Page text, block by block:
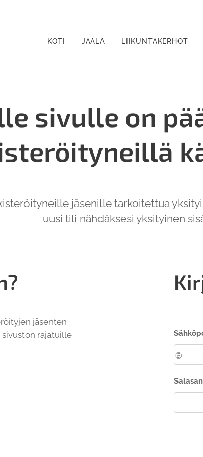
KOTI JAALA LIIKUNTAKERHOT
sivulle on
jäsenille tarkoitettua
uusi tili nähdäksesi yksityinen
jäsenten
sivuston rajatuille